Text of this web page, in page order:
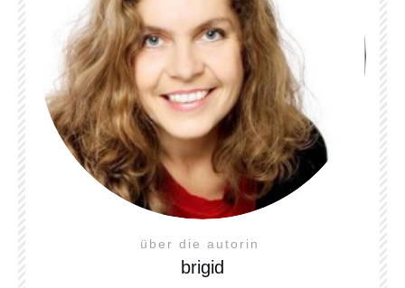
über die autorin
brigid